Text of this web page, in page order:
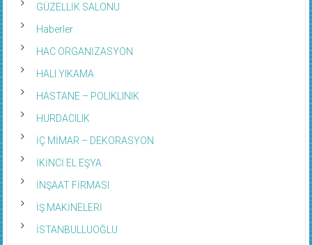
GÜZELLİK SALONU
Haberler
HAC ORGANİZASYON
HALI YIKAMA
HASTANE – POLIKLINIK
HURDACILIK
İÇ MİMAR – DEKORASYON
İKİNCİ EL EŞYA
İNŞAAT FİRMASI
İŞ MAKİNELERİ
İSTANBULLUOĞLU